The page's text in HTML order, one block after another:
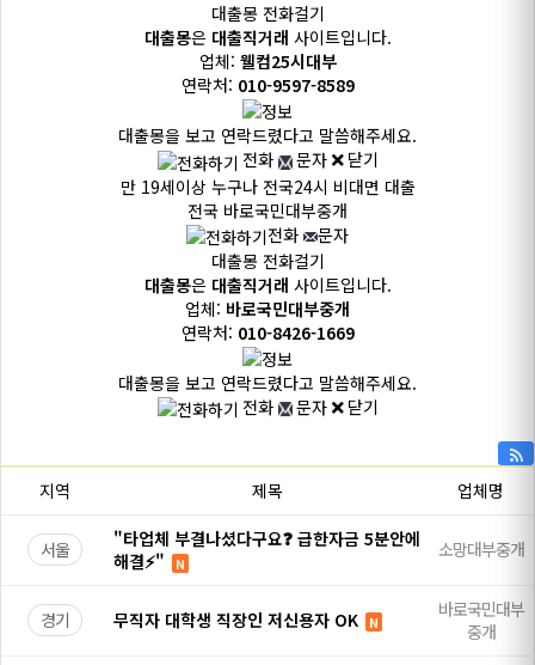
대출몽 전화걸기
대출몽은 대출직거래 사이트입니다.
업체: 웰컴25시대부
연락처: 010-9597-8589
대출몽을 보고 연락드렸다고 말씀해주세요.
전화
문자
닫기
만 19세이상 누구나 전국24시 비대면 대출
전국 바로국민대부중개
전화
문자
대출몽 전화걸기
대출몽은 대출직거래 사이트입니다.
업체: 바로국민대부중개
연락처: 010-8426-1669
대출몽을 보고 연락드렸다고 말씀해주세요.
전화
문자 닫기
지역 제목 업체명
서울
"타업체 부결나셨다구요❓ 급한자금 5분안에
해결⚡"
N
소망대부중개
경기 무직자 대학생 직장인 저신용자 OK N
바로국민대부
중개